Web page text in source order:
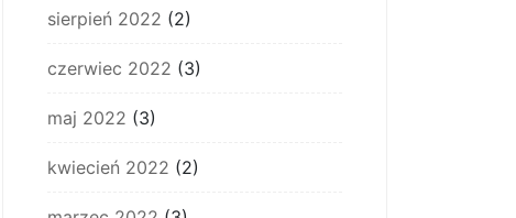
sierpień 2022 (2)
czerwiec 2022 (3)
maj 2022 (3)
kwiecień 2022 (2)